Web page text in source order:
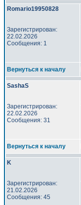
Romario19950828
Зарегистрирован:
22.02.2026
Сообщения: 1
Вернуться к началу
SashaS
Зарегистрирован:
22.02.2026
Сообщения: 31
Вернуться к началу
K
Зарегистрирован:
21.02.2026
Сообщения: 45